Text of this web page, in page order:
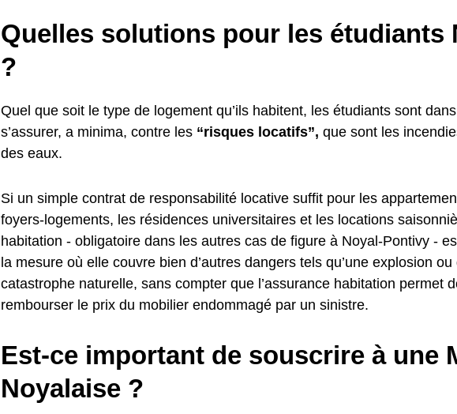
Quelles solutions pour les étudiants
?
Quel que soit le type de logement qu’ils habitent, les étudiants sont
s’assurer, a minima, contre les “risques locatifs”, que sont les
des eaux.
Si un simple contrat de responsabilité locative suffit pour les
foyers-logements, les résidences universitaires et les locations
habitation - obligatoire dans les autres cas de figure à Noyal-Pontivy -
la mesure où elle couvre bien d’autres dangers tels qu’une explosion ou
catastrophe naturelle, sans compter que l’assurance habitation permet
rembourser le prix du mobilier endommagé par un sinistre.
Est-ce important de souscrire à une
Noyalaise ?